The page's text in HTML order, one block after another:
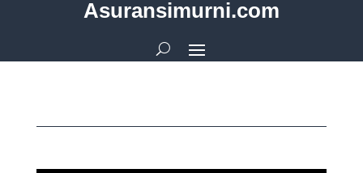
Asuransimurni.com